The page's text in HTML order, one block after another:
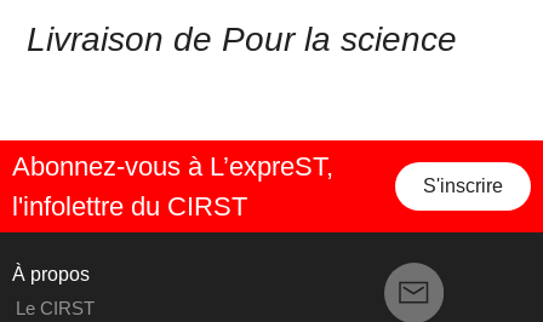
Livraison de Pour la science
Abonnez-vous à L’expreST,
l'infolettre du CIRST
S'inscrire
À propos
Le CIRST